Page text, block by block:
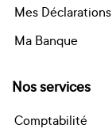
Mes Déclarations
Ma Banque
Nos services
Comptabilité